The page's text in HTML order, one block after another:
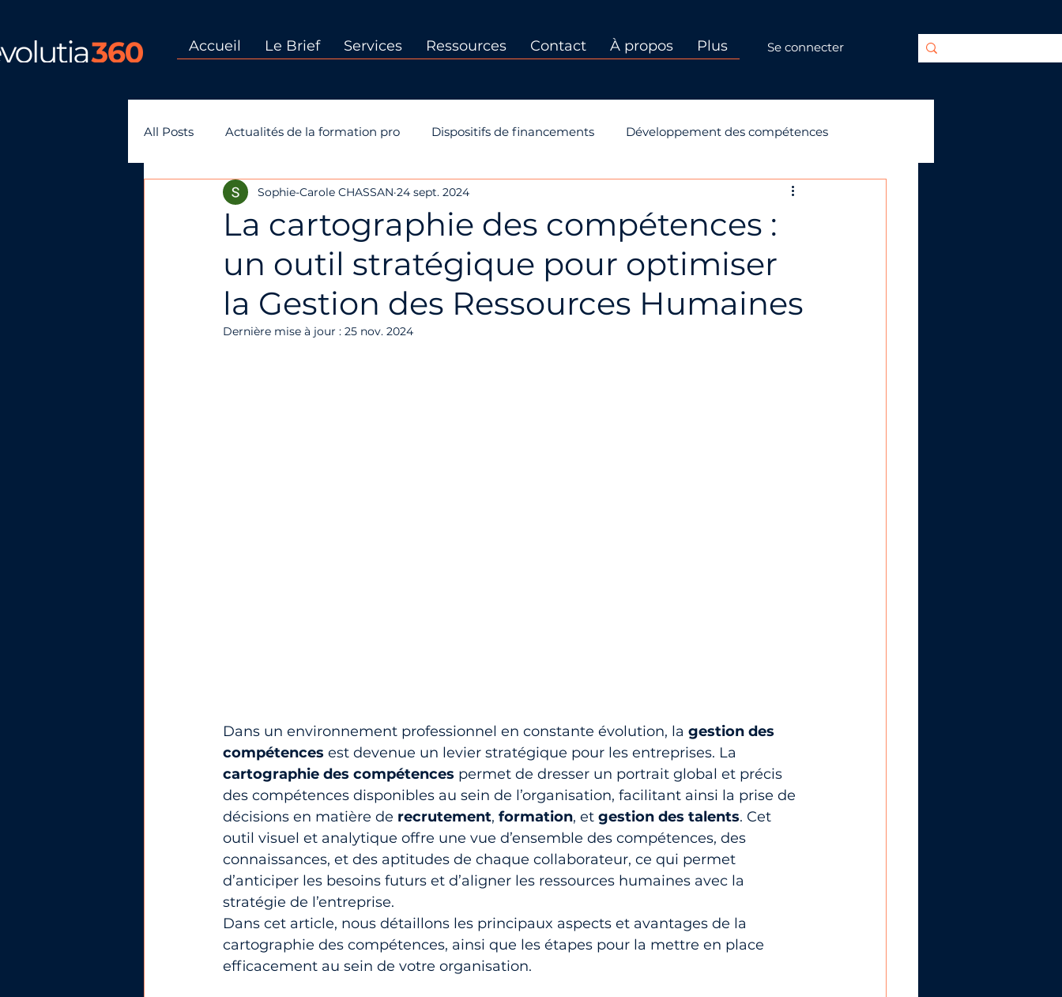
Accueil Le Brief Services Ressources Contact À propos Plus Se connecter
All Posts Actualités de la formation pro Dispositifs de financements Développement des compétences
GEPP-gestion des emplois et PP Dispositifs de formation
La cartographie des compétences :
un outil stratégique pour optimiser
la Gestion des Ressources Humaines
Sophie-Carole CHASSAN 24 sept. 2024
Dernière mise à jour : 25 nov. 2024
Dans un environnement professionnel en constante évolution, la gestion des
compétences est devenue un levier stratégique pour les entreprises. La
cartographie des compétences permet de dresser un portrait global et précis
des compétences disponibles au sein de l’organisation, facilitant ainsi la prise de
décisions en matière de recrutement, formation, et gestion des talents. Cet
outil visuel et analytique offre une vue d’ensemble des compétences, des
connaissances, et des aptitudes de chaque collaborateur, ce qui permet
d’anticiper les besoins futurs et d’aligner les ressources humaines avec la
stratégie de l’entreprise.
Dans cet article, nous détaillons les principaux aspects et avantages de la
cartographie des compétences, ainsi que les étapes pour la mettre en place
efficacement au sein de votre organisation.